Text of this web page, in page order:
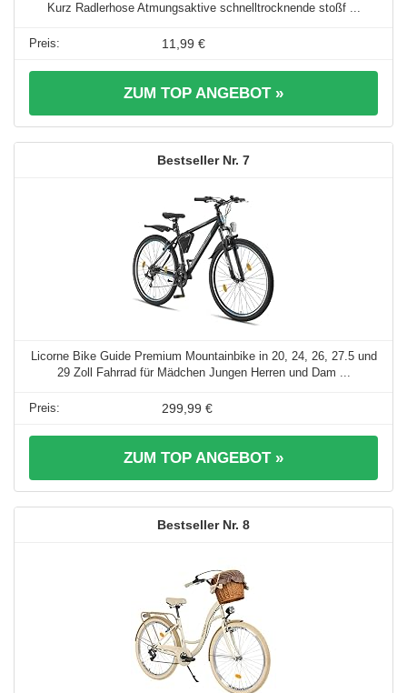
Kurz Radlerhose Atmungsaktive schnelltrocknende stoßf ...
11,99 €
ZUM TOP ANGEBOT »
7
Licorne Bike Guide Premium Mountainbike in 20, 24, 26, 27.5 und
29 Zoll Fahrrad für Mädchen Jungen Herren und Dam ...
299,99 €
ZUM TOP ANGEBOT »
8